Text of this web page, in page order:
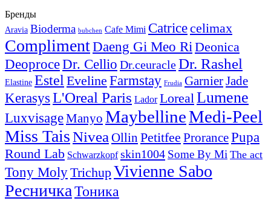
Бренды
Aravia Bioderma bubchen Cafe Mimi Catricecelimax
ComplimentDaeng Gi Meo RiDeonica
DeoproceDr. Cellio Dr.ceuracleDr. Rashel
Elastine EstelEveline Farmstay Frudia GarnierJade
Kerasys L'Oreal Paris Lador LorealLumene
LuxvisageManyo MaybellineMedi-Peel
Miss TaisNivea Ollin Petitfee ProrancePupa
Round Lab Schwarzkopf skin1004 Some By Mi The act
Tony MolyTrichupVivienne Sabo
РесничкаТоника